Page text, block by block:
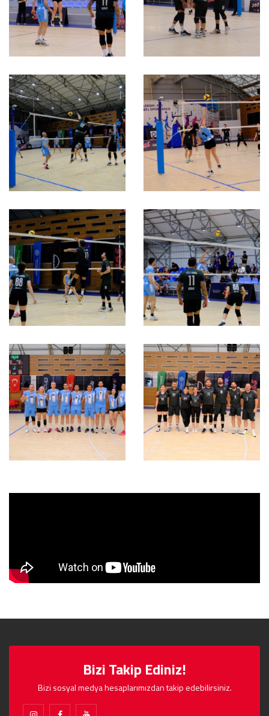
Bizi Takip Ediniz!
Bizi sosyal medya hesaplarımızdan takip edebilirsiniz.